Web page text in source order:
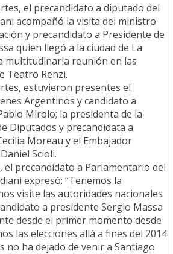
el precandidato a diputado del
acompañó la visita del ministro
y precandidato a Presidente de
quien llegó a la ciudad de La
multitudinaria reunión en las
Teatro Renzi.
estuvieron presentes el
Argentinos y candidato a
Mirolo; la presidenta de la
Diputados y precandidata a
Moreau y el Embajador
Scioli.
el precandidato a Parlamentario del
expresó: “Tenemos la
visite las autoridades nacionales
a presidente Sergio Massa
desde el primer momento desde
las elecciones allá a fines del 2014
no ha dejado de venir a Santiago